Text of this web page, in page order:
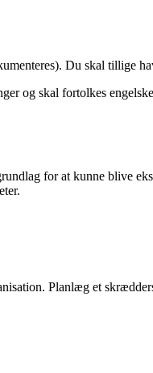
Du skal tillige
og skal fortolkes
for at kunne blive
Planlæg et